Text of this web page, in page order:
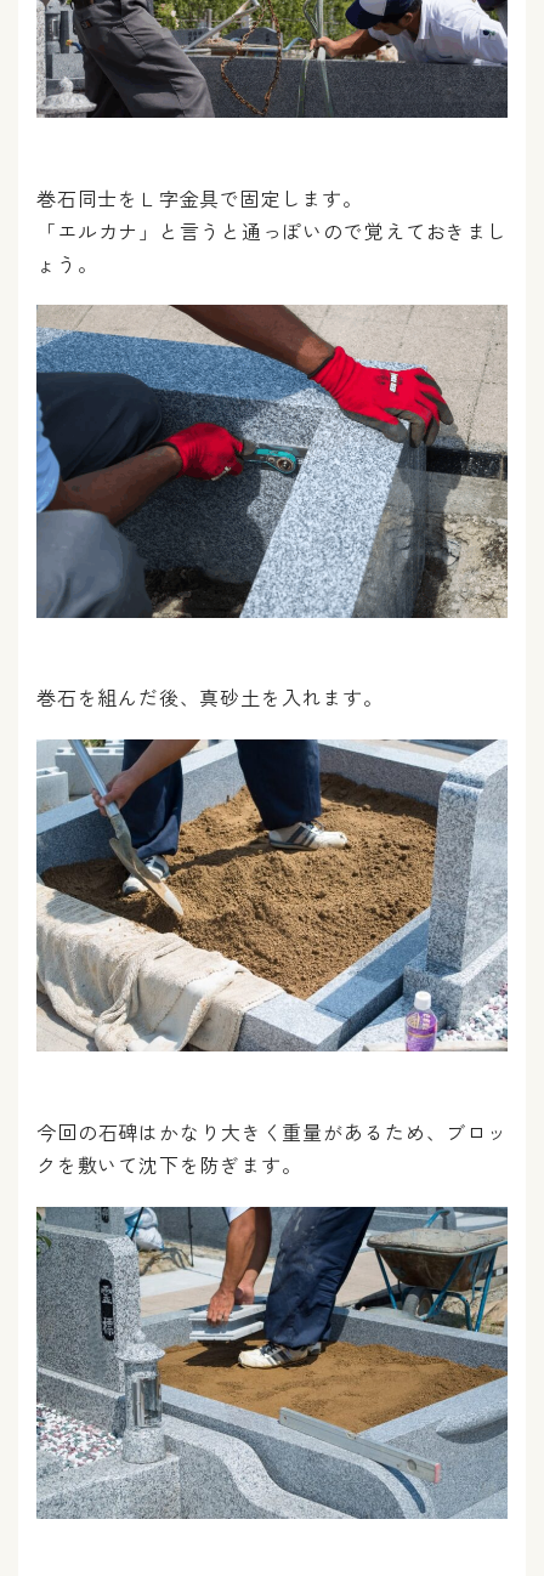
巻石同士をＬ字金具で固定します。
「エルカナ」と言うと通っぽいので覚えておきまし
ょう。
巻石を組んだ後、真砂土を入れます。
今回の石碑はかなり大きく重量があるため、ブロッ
クを敷いて沈下を防ぎます。